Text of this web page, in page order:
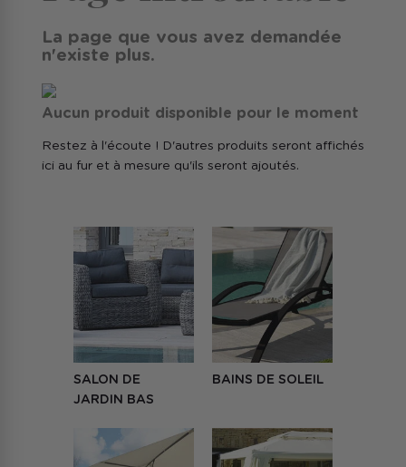
La page que vous avez demandée
n'existe plus.
Aucun produit disponible pour le moment
Restez à l'écoute ! D'autres produits seront affichés
ici au fur et à mesure qu'ils seront ajoutés.
SALON DE
JARDIN BAS
BAINS DE SOLEIL